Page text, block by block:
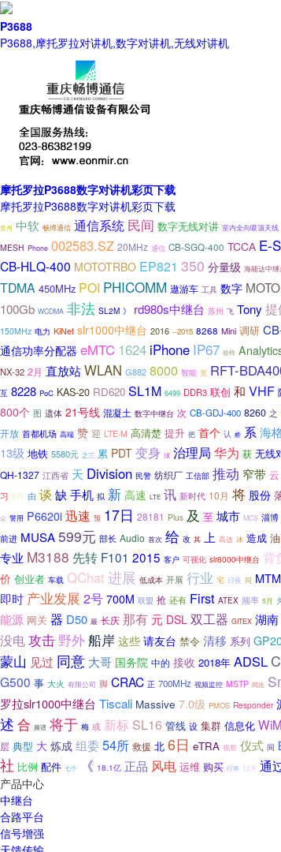
P3688
P3688,摩托罗拉对讲机,数字对讲机,无线对讲机
摩托罗拉P3688数字对讲机彩页下载
摩托罗拉P3688数字对讲机彩页下载
贵州 中软 畅博通信 通信系统 民间 数字无线对讲 室内全向吸顶天线
MESH Phone 002583.SZ 20MHz 通信 CB-SGQ-400 TCCA E-
CB-HLQ-400 MOTOTRBO EP821 350 分量级 海能达中继
TDMA 450MHz POI PHICOMM 遨游车 工具 数字 MOTO
100Gb WCDMA 非法 SL2M 》 rd980s中继台 苏州 飞 Tony
150MHz 电力 KiNet slr1000中继台 2016 --2015 8268 Mini 调研
通信功率分配器 eMTC 1624 iPhone IP67 极蜂
NX-32 2月 直放站WLAN G882 8000 智能 宽 RFT-
互 8228 PoC KAS-20 RD620 SL1M 6499 DDR3 联创 和 VHF
800个 图 遗体 21号线 混凝土 数字中继台 次 CB-GDJ-400 8260 之
开放 首都机场 高端 赞 迎 LTE-M 高清楚 提升 把 首个 认 桥 系海
13级 地铁 5580元 之三 累 PDT 变身 须 治理局 华为 获 无线
QH-1327 江西省 天 Division 民警 纺织厂 工信部 推动 窄带 云
习 9月 由 谈 缺手机 拟 新 高速 LTE 讯 新时代 10月 将 股份
众 警用 P6620i 迅速 预 17日 28181 Plus 及 至 城市 MCS 淄博
前进 MUSA 599元 部长 Audio 首次 给 改 其 上 高达 冰 造成
专业 M3188 先转 F101 2015 客户 可视化 slr8000中继台 背
价 创业者 车载 QChat 进展 低成本 开展 行业 宅 日夜 同
即时 产业发展 2号 700M 联盟 抢 还有 First ATEX 频率 5月
能源 网关 器 D50 最 长庆 那有 元 DSL 双工器 GITEX 湖南
没电攻击 野外船岸 这些 请友台 禁令 清移 系列
蒙山 见过 同意 大哥 国务院 中的 接收 2018年 ADSL
G500 事 大火 有限公司 脚 CRAC 正 700MHz 视频监控 MSTP 同比
罗拉slr1000中继台 Tiscali Massive 7.0级 PMOS Responder
述 合 频谱 将于 梅 或 新标 SL16 管线 设 集群 信息化
层 典型 大 炼成 组委54所 救援 北 6日 eTRA 视察 仪式 间
社 比例 配件 七个 《 18.1亿 正品 风电 运维 购买 行将 12月 通
产品中心
中继台
合路平台
信号增强